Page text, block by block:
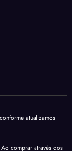
atualizamos
comprar através dos